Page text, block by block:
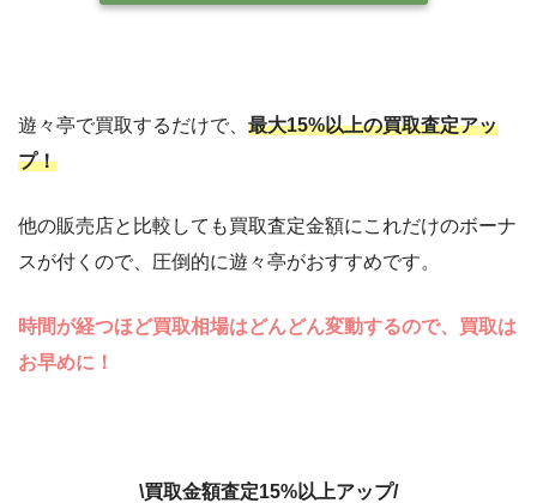
遊々亭で買取するだけで、 最大15%以上の買取査定アッ
プ！
他の販売店と比較しても買取査定金額にこれだけのボーナ
スが付くので、圧倒的に遊々亭がおすすめです。
時間が経つほど買取相場はどんどん変動するので、買取は
お早めに！
\買取金額査定15%以上アップ/